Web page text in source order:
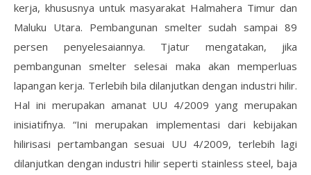
kerja, khususnya untuk masyarakat Halmahera Timur dan
Maluku Utara. Pembangunan smelter sudah sampai 89
persen penyelesaiannya. Tjatur mengatakan, jika
pembangunan smelter selesai maka akan memperluas
lapangan kerja. Terlebih bila dilanjutkan dengan industri hilir.
Hal ini merupakan amanat UU 4/2009 yang merupakan
inisiatifnya. “Ini merupakan implementasi dari kebijakan
hilirisasi pertambangan sesuai UU 4/2009, terlebih lagi
dilanjutkan dengan industri hilir seperti stainless steel, baja